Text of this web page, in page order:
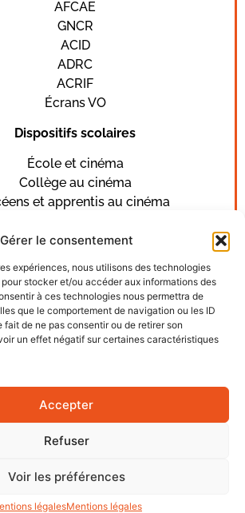
Gérer le consentement
expériences, nous utilisons des technologies
stocker et/ou accéder aux informations des
à ces technologies nous permettra de
que le comportement de navigation ou les ID
fait de ne pas consentir ou de retirer son
un effet négatif sur certaines caractéristiques
Accepter
Refuser
Voir les préférences
légalesMentions légales
AFCAE
GNCR
ACID
ADRC
ACRIF
Écrans VO
Dispositifs scolaires
École et cinéma
Collège au cinéma
et apprentis au cinéma
Léon Gambetta
la-Garenne
Mairie de Clichy
174, 274 ou 341, arrêt